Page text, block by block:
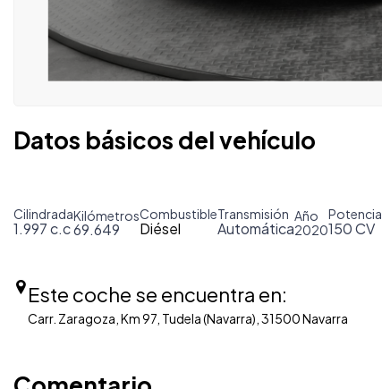
Datos básicos del vehículo
Cilindrada
1.997 c.c
Kilómetros
69.649
Combustible
Diésel
Transmisión
Automática
Año
2020
Potencia
150 CV
Este coche se encuentra en:
Carr. Zaragoza, Km 97, Tudela (Navarra), 31500 Navarra